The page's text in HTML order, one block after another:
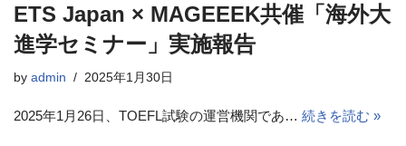
ETS Japan × MAGEEEK共催「海外大
進学セミナー」実施報告
by admin 2025年1月30日
2025年1月26日、TOEFL試験の運営機関であ… 続きを読む »